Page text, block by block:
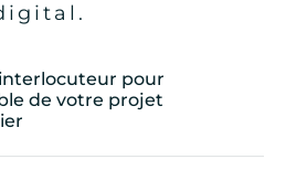
pour
de votre projet